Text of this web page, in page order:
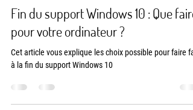
30 juin 2025 3 min de lecture
Fin du support Windows 10 : Que faire
pour votre ordinateur ?
à la fin du support Windows 10